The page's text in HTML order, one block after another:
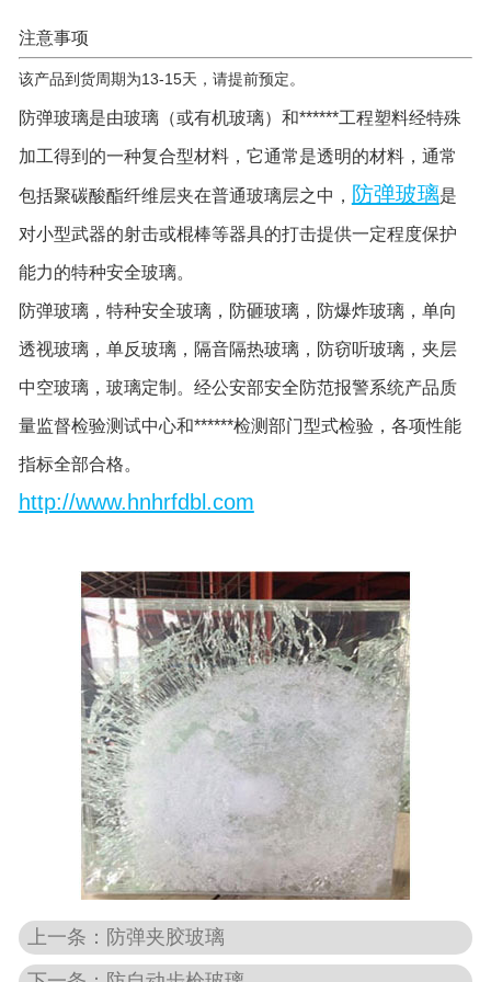
注意事项
该产品到货周期为13-15天，请提前预定。
防弹玻璃是由玻璃（或有机玻璃）和******工程塑料经特殊
加工得到的一种复合型材料，它通常是透明的材料，通常
包括聚碳酸酯纤维层夹在普通玻璃层之中， 防弹玻璃是
对小型武器的射击或棍棒等器具的打击提供一定程度保护
能力的特种安全玻璃。
防弹玻璃，特种安全玻璃，防砸玻璃，防爆炸玻璃，单向
透视玻璃，单反玻璃，隔音隔热玻璃，防窃听玻璃，夹层
中空玻璃，玻璃定制。经公安部安全防范报警系统产品质
量监督检验测试中心和******检测部门型式检验，各项性能
指标全部合格。
http://www.hnhrfdbl.com
上一条：防弹夹胶玻璃